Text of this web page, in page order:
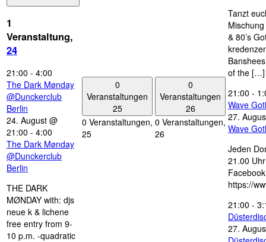
1
Veranstaltung,
24
21:00 - 4:00
The Dark Mønday
@Dunckerclub
Berlin
24. August @
21:00 - 4:00
The Dark Mønday
@Dunckerclub
Berlin
THE DARK
MØNDAY with: djs
neue k & lichene
free entry from 9-
10 p.m. -quadratic
0
Veranstaltungen
25
0 Veranstaltungen,
25
0
Veranstaltungen
26
0 Veranstaltungen,
26
Tanzt
& 80’s
of the […]
21:00 -
Wave
27.
Wave
Jeden
21.00
https://
21:00 -
27.